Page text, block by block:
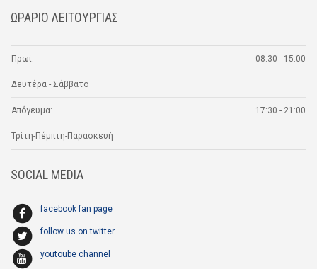
ΩΡΑΡΙΟ ΛΕΙΤΟΥΡΓΙΑΣ
Πρωί:
Δευτέρα - Σάββατο
08:30 - 15:00
Απόγευμα:
Τρίτη-Πέμπτη-Παρασκευή
17:30 - 21:00
SOCIAL MEDIA
facebook fan page
follow us on twitter
youtoube channel